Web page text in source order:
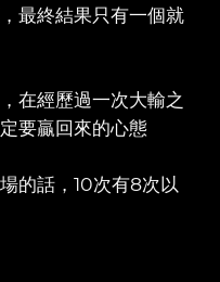
最終結果只有一個就
在經歷過一次大輸之
要贏回來的心態
的話，10次有8次以